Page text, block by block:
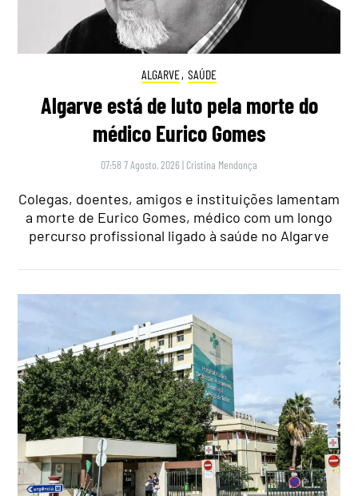
ALGARVE, SAÚDE
Algarve está de luto pela morte do
médico Eurico Gomes
07:58 7 Agosto, 2026 | Cristina Mendonça
Colegas, doentes, amigos e instituições lamentam
a morte de Eurico Gomes, médico com um longo
percurso profissional ligado à saúde no Algarve